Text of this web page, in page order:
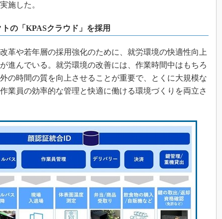
施した。
の「KPASクラウド」を採用
革や若年層の採用強化のために、就労環境の快適性向上
進んでいる。就労環境の改善には、作業時間中はもちろ
の時間の質を向上させることが重要で、とくに大規模な
業員の効率的な管理と快適に働ける環境づくりを両立さ